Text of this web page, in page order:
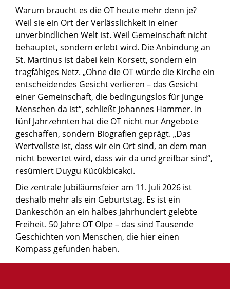
Warum braucht es die OT heute mehr denn je?
Weil sie ein Ort der Verlässlichkeit in einer
unverbindlichen Welt ist. Weil Gemeinschaft nicht
behauptet, sondern erlebt wird. Die Anbindung an
St. Martinus ist dabei kein Korsett, sondern ein
tragfähiges Netz. „Ohne die OT würde die Kirche ein
entscheidendes Gesicht verlieren – das Gesicht
einer Gemeinschaft, die bedingungslos für junge
Menschen da ist“, schließt Johannes Hammer. In
fünf Jahrzehnten hat die OT nicht nur Angebote
geschaffen, sondern Biografien geprägt. „Das
Wertvollste ist, dass wir ein Ort sind, an dem man
nicht bewertet wird, dass wir da und greifbar sind“,
resümiert Duygu Kücükbicakci.
Die zentrale Jubiläumsfeier am 11. Juli 2026 ist
deshalb mehr als ein Geburtstag. Es ist ein
Dankeschön an ein halbes Jahrhundert gelebte
Freiheit. 50 Jahre OT Olpe – das sind Tausende
Geschichten von Menschen, die hier einen
Kompass gefunden haben.